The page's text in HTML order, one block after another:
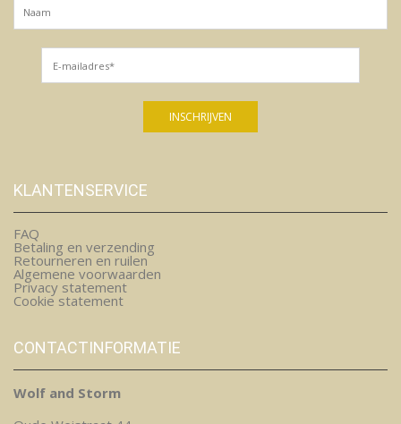
KLANTENSERVICE
FAQ
Betaling en verzending
Retourneren en ruilen
Algemene voorwaarden
Privacy statement
Cookie statement
CONTACTINFORMATIE
Wolf and Storm